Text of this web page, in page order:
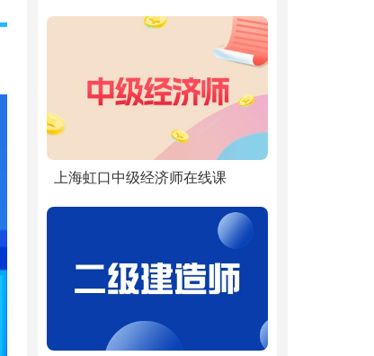
上海虹口中级经济师在线课